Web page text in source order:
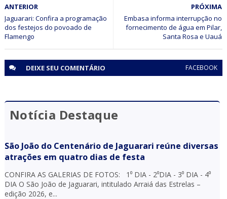
Etapa Chapada Diamantina da Caravana Bahia Sem Fogo
encerra atividades em Jaguarari
PRÓXIMA
Embasa informa interrupção no
fornecimento de água em Pilar,
Santa Rosa e Uauá
ANTERIOR
Jaguarari: Confira a programação
dos festejos do povoado de
Flamengo
DEIXE SEU COMENTÁRIO FACEBOOK
Notícia Destaque
São João do Centenário de Jaguarari reúne diversas
atrações em quatro dias de festa
CONFIRA AS GALERIAS DE FOTOS: 1⁰ DIA - 2⁰DIA - 3⁰ DIA - 4⁰
DIA O São João de Jaguarari, intitulado Arraiá das Estrelas –
edição 2026, e...